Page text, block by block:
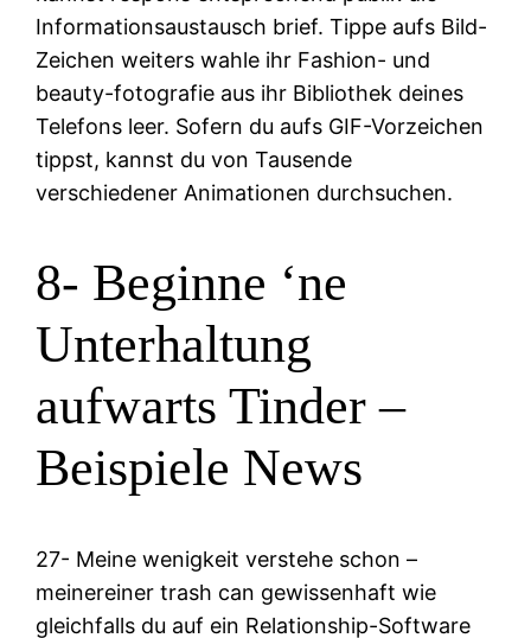
Informationsaustausch brief. Tippe aufs Bild-
Zeichen weiters wahle ihr Fashion- und
beauty-fotografie aus ihr Bibliothek deines
Telefons leer. Sofern du aufs GIF-Vorzeichen
tippst, kannst du von Tausende
verschiedener Animationen durchsuchen.
8- Beginne ‘ne
Unterhaltung
aufwarts Tinder –
Beispiele News
27- Meine wenigkeit verstehe schon –
meinereiner trash can gewissenhaft wie
gleichfalls du auf ein Relationship-Software